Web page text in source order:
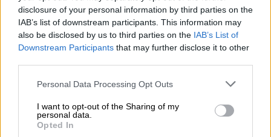
disclosure of your personal information by third parties on the
IAB’s list of downstream participants. This information may
also be disclosed by us to third parties on the IAB’s List of
Downstream Participants that may further disclose it to other
Please note that this website/app uses one or more Google
not limited to your visit or usage behaviour. You may click to
grant or deny consent to Google and its third-party tags to
use your data for below specified purposes in below Google
Personal Data Processing Opt Outs
I want to opt-out of the Sharing of my
personal data.
Opted In
200 χρόνια ζαχαροπλαστικής
κληρονομιάς
Η Σύρος ετοιμάζεται να γιορτάσει τη γλυκιά
της ιστορία με αφορμή τους δύο αιώνες από
τη δημιουργία της πρωτεύουσας του νησιού